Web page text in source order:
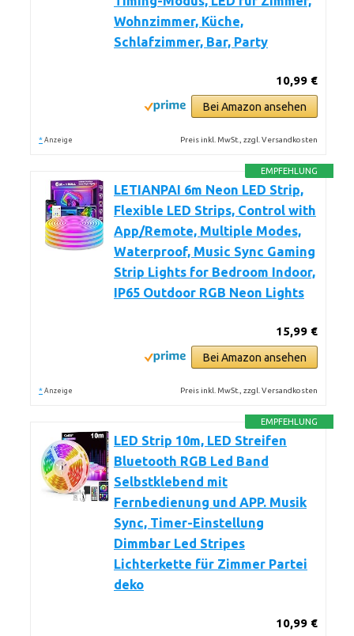
Wohnzimmer, Küche,
Schlafzimmer, Bar, Party
10,99 €
Bei Amazon ansehen
* Anzeige Preis inkl. MwSt., zzgl. Versandkosten
EMPFEHLUNG
LETIANPAI 6m Neon LED Strip,
Flexible LED Strips, Control with
App/Remote, Multiple Modes,
Waterproof, Music Sync Gaming
Strip Lights for Bedroom Indoor,
IP65 Outdoor RGB Neon Lights
15,99 €
Bei Amazon ansehen
* Anzeige Preis inkl. MwSt., zzgl. Versandkosten
EMPFEHLUNG
LED Strip 10m, LED Streifen
Bluetooth RGB Led Band
Selbstklebend mit
Fernbedienung und APP. Musik
Sync, Timer-Einstellung
Dimmbar Led Stripes
Lichterkette für Zimmer Partei
deko
10,99 €